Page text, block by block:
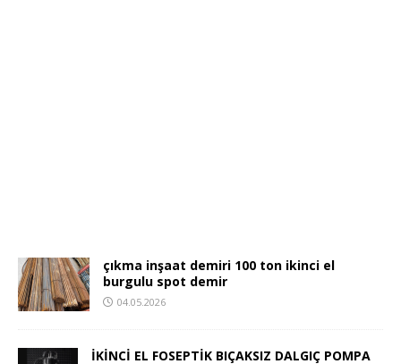
çıkma inşaat demiri 100 ton ikinci el
burgulu spot demir
04.05.2026
İKİNCİ EL FOSEPTİK BIÇAKSIZ DALGIÇ POMPA